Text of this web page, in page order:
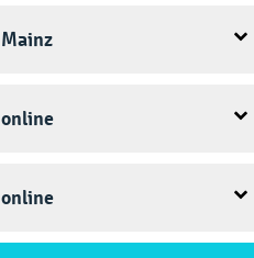
Mainz 
online 
online 